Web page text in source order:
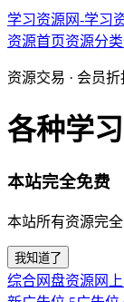
学习资源网-学习
资源首页资源分类
资源交易 · 会员折
各种学
本站完全免费
本站所有资源完
我知道了
综合网盘资源 网